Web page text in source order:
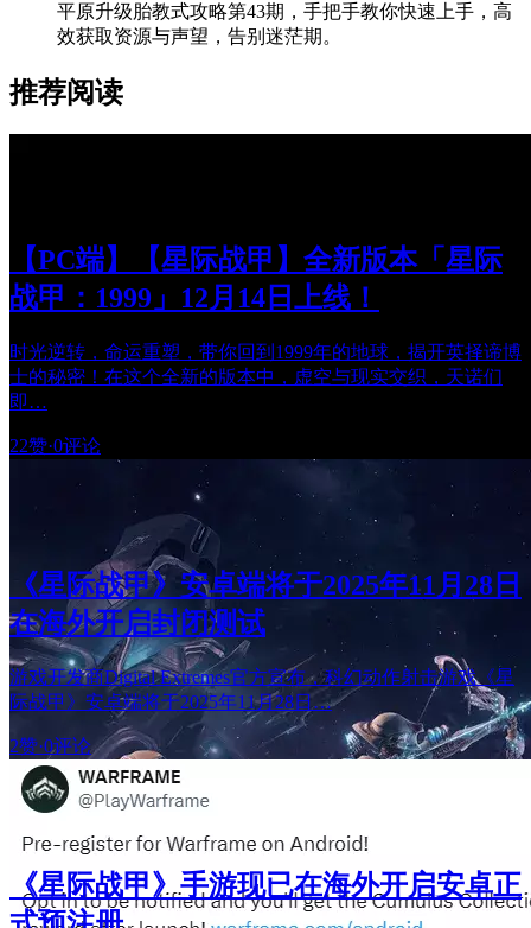
平原升级胎教式攻略第43期，手把手教你快速上手，高
效获取资源与声望，告别迷茫期。
推荐阅读
【PC端】【星际战甲】全新版本「星际
战甲：1999」12月14日上线！
时光逆转，命运重塑，带你回到1999年的地球，揭开英择谛博
士的秘密！在这个全新的版本中，虚空与现实交织，天诺们
即…
22赞·0评论
《星际战甲》安卓端将于2025年11月28日
在海外开启封闭测试
游戏开发商Digital Extremes官方宣布，科幻动作射击游戏《星
际战甲》安卓端将于2025年11月28日…
2赞·0评论
《星际战甲》手游现已在海外开启安卓正